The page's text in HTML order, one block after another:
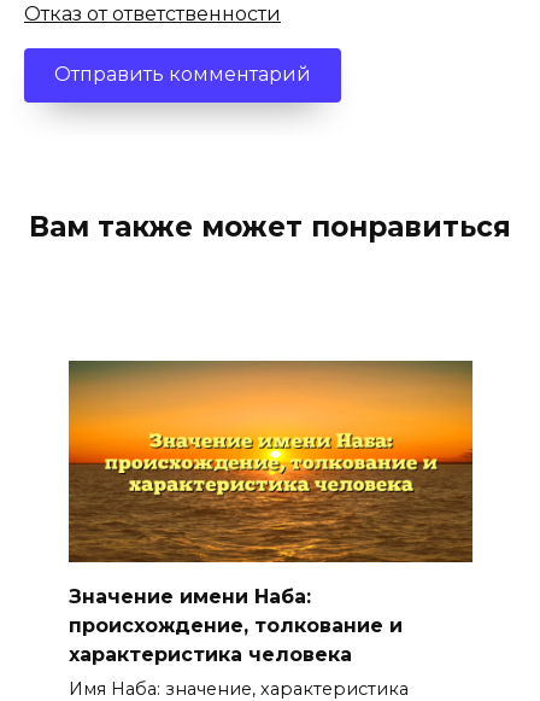
Отказ от ответственности
Вам также может понравиться
Значение имени Наба:
происхождение, толкование и
характеристика человека
Имя Наба: значение, характеристика